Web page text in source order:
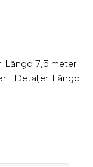
Längd 7,5 meter.
Detaljer: Längd: